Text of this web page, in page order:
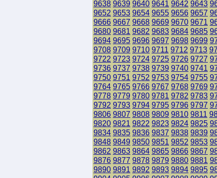
9638 9639 9640 9641 9642 9643
9652 9653 9654 9655 9656 9657
9666 9667 9668 9669 9670 9671
9680 9681 9682 9683 9684 9685
9694 9695 9696 9697 9698 9699
9708 9709 9710 9711 9712 9713
9722 9723 9724 9725 9726 9727
9736 9737 9738 9739 9740 9741
9750 9751 9752 9753 9754 9755
9764 9765 9766 9767 9768 9769
9778 9779 9780 9781 9782 9783
9792 9793 9794 9795 9796 9797
9806 9807 9808 9809 9810 9811
9820 9821 9822 9823 9824 9825
9834 9835 9836 9837 9838 9839
9848 9849 9850 9851 9852 9853
9862 9863 9864 9865 9866 9867
9876 9877 9878 9879 9880 9881
9890 9891 9892 9893 9894 9895